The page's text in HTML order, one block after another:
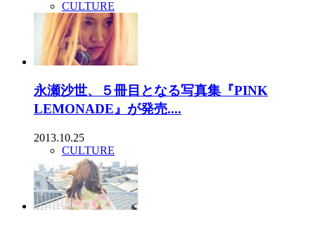
CULTURE
永瀬沙世、５冊目となる写真集『PINK
LEMONADE』が発売....
2013.10.25
CULTURE